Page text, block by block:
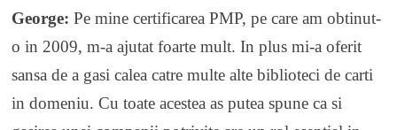
George: Pe mine certificarea PMP, pe care am obtinut-
o in 2009, m-a ajutat foarte mult. In plus mi-a oferit
sansa de a gasi calea catre multe alte biblioteci de carti
in domeniu. Cu toate acestea as putea spune ca si